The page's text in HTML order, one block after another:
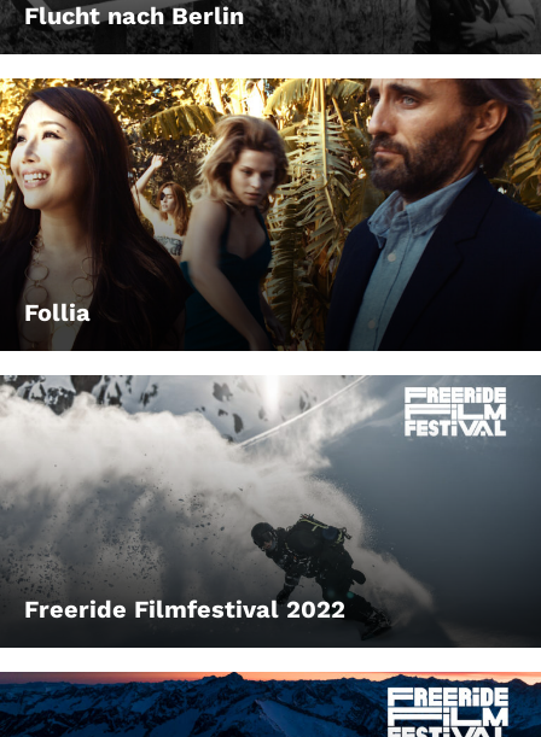
Flucht nach Berlin
Follia
Freeride Filmfestival 2022